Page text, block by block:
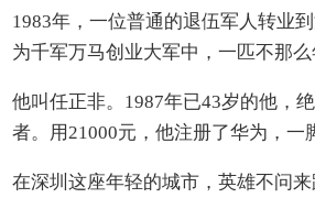
1983年，一位普通的退伍军人转业
为千军万马创业大军中，一匹不那么
他叫任正非。1987年已43岁的他，
者。用21000元，他注册了华为，一
在深圳这座年轻的城市，英雄不问来